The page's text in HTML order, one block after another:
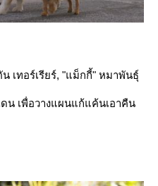
เทอร์เรียร์, "แม็กกี้" หมาพันธุ์
น เพื่อวางแผนแก้แค้นเอาคืน